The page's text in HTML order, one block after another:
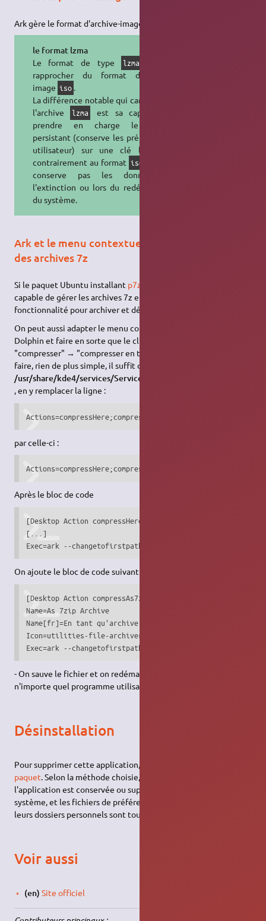
Ark gère le format d'archive-image compressée *.lzma .
le format lzma
Le format de type lzma
rapprocher du format d'archive-
image iso .
La différence notable qui caractérise
l'archive
lzma
est sa capacité à
prendre en charge le mode
persistant (conserve les préférences
utilisateur) sur une clé live-
contrairement au format iso
conserve pas les données à
l'extinction ou lors du redémarrage
du système.
Ark et le menu contextuel sous Kde pour créer
des archives 7z
Si le paquet Ubuntu installant p7zip
capable de gérer les archives 7z et ainsi on peut utiliser cette
fonctionnalité pour archiver et désarchiver du 7z.
On peut aussi adapter le menu contextuel de
Dolphin et faire en sorte que le clic droit sur un fichier →
"compresser" → "compresser en tant que 7zip" existe. Pour ce
faire, rien de plus simple, il suffit d'
/usr/share/kde4/services/ServiceMenus/
, en y remplacer la ligne :
par celle-ci :
Après le bloc de code
[Desktop Action compressHere]
[...]
Exec=ark --changetofirstpath --add --autofilename tar.gz
On ajoute le bloc de code suivant :
[Desktop Action compressAs7zip]
Name=As 7zip Archive
Name[fr]=En tant qu'archive 7zip
Icon=utilities-file-archiver
Exec=ark --changetofirstpath --add --autofilename 7z %F
- On sauve le fichier et on redémarre Konqueror ou Dolphin (ou
n'importe quel programme utilisant ce service menu).
Désinstallation
Pour supprimer cette application, il suffit de
paquet. Selon la méthode choisie, la configuration globale de
l'application est conservée ou supprimée. Les journaux du
système, et les fichiers de préférence des utilisateurs dans
leurs dossiers personnels sont toujours conservés.
Voir aussi
(en) Site officiel